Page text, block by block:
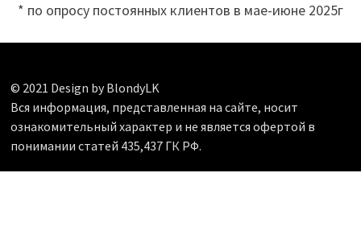
* по опросу постоянных клиентов в мае-июне 2025г
© 2021 Design by BlondyLK
Вся информация, представленная на сайте, носит
ознакомительный характер и не является офертой в
понимании статей 435,437 ГК РФ.